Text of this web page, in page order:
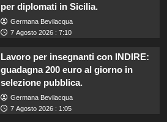
per diplomati in Sicilia.
Germana Bevilacqua
7 Agosto 2026 : 7:10
Lavoro per insegnanti con INDIRE:
guadagna 200 euro al giorno in
selezione pubblica.
Germana Bevilacqua
7 Agosto 2026 : 1:05